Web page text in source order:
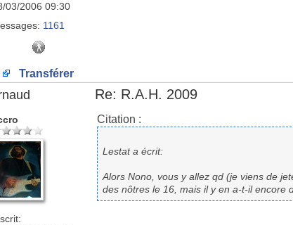
03/2006 09:30
1161
Transférer
Re: R.A.H. 2009
Citation :
Lestat a écrit:
Alors Nono, vous y allez qd (je viens de
des nôtres le 16, mais il y en a-t-il encore